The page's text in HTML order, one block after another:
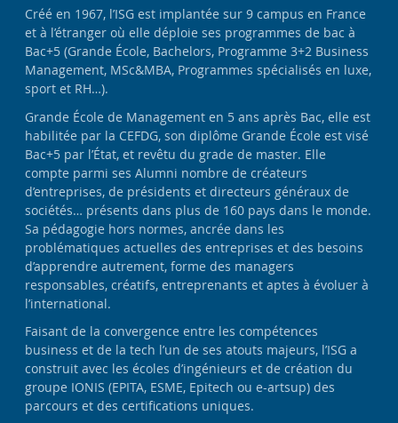
Créé en 1967, l’ISG est implantée sur 9 campus en France
et à l’étranger où elle déploie ses programmes de bac à
Bac+5 (Grande École, Bachelors, Programme 3+2 Business
Management, MSc&MBA, Programmes spécialisés en luxe,
sport et RH…).
Grande École de Management en 5 ans après Bac, elle est
habilitée par la CEFDG, son diplôme Grande École est visé
Bac+5 par l’État, et revêtu du grade de master. Elle
compte parmi ses Alumni nombre de créateurs
d’entreprises, de présidents et directeurs généraux de
sociétés… présents dans plus de 160 pays dans le monde.
Sa pédagogie hors normes, ancrée dans les
problématiques actuelles des entreprises et des besoins
d’apprendre autrement, forme des managers
responsables, créatifs, entreprenants et aptes à évoluer à
l’international.
Faisant de la convergence entre les compétences
business et de la tech l’un de ses atouts majeurs, l’ISG a
construit avec les écoles d’ingénieurs et de création du
groupe IONIS (EPITA, ESME, Epitech ou e-artsup) des
parcours et des certifications uniques.